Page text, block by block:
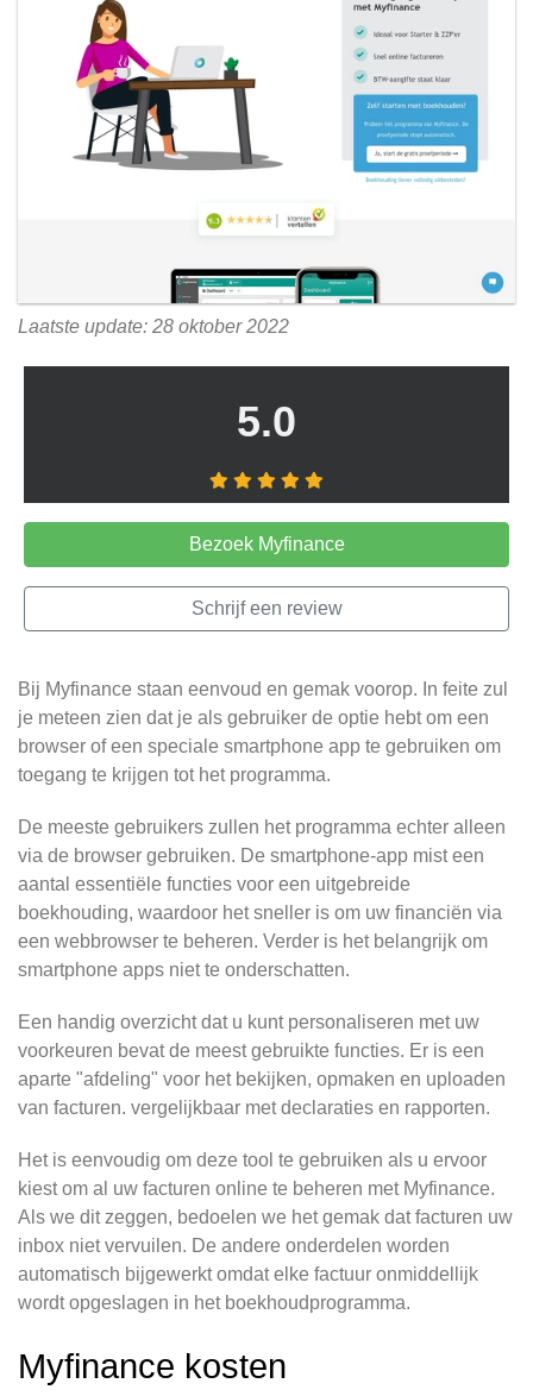
Laatste update: 28 oktober 2022
5.0
Bezoek Myfinance
Schrijf een review
Bij Myfinance staan eenvoud en gemak voorop. In feite zul
je meteen zien dat je als gebruiker de optie hebt om een
browser of een speciale smartphone app te gebruiken om
toegang te krijgen tot het programma.
De meeste gebruikers zullen het programma echter alleen
via de browser gebruiken. De smartphone-app mist een
aantal essentiële functies voor een uitgebreide
boekhouding, waardoor het sneller is om uw financiën via
een webbrowser te beheren. Verder is het belangrijk om
smartphone apps niet te onderschatten.
Een handig overzicht dat u kunt personaliseren met uw
voorkeuren bevat de meest gebruikte functies. Er is een
aparte "afdeling" voor het bekijken, opmaken en uploaden
van facturen. vergelijkbaar met declaraties en rapporten.
Het is eenvoudig om deze tool te gebruiken als u ervoor
kiest om al uw facturen online te beheren met Myfinance.
Als we dit zeggen, bedoelen we het gemak dat facturen uw
inbox niet vervuilen. De andere onderdelen worden
automatisch bijgewerkt omdat elke factuur onmiddellijk
wordt opgeslagen in het boekhoudprogramma.
Myfinance kosten